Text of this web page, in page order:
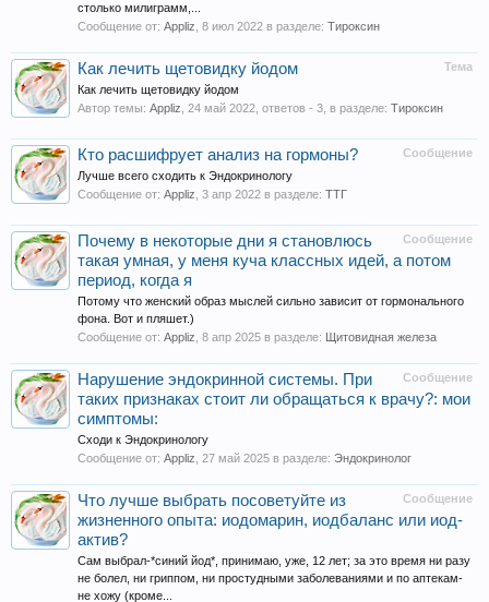
столько милиграмм,...
Сообщение от: Appliz 8 июл 2022 в разделе: Тироксин
Тема
Как лечить щетовидку йодом
Как лечить щетовидку йодом
Автор темы: Appliz 24 май 2022 , ответов - 3, в разделе: Тироксин
Сообщение
Кто расшифрует анализ на гормоны?
Лучше всего сходить к Эндокринологу
Сообщение от: Appliz 3 апр 2022 в разделе: ТТГ
Сообщение
Почему в некоторые дни я становлюсь
такая умная, у меня куча классных идей, а потом
период, когда я
Потому что женский образ мыслей сильно зависит от гормонального
фона. Вот и пляшет.)
Сообщение от: Appliz 8 апр 2025 в разделе: Щитовидная железа
Сообщение
Нарушение эндокринной системы. При
таких признаках стоит ли обращаться к врачу?: мои
симптомы:
Сходи к Эндокринологу
Сообщение от: Appliz 27 май 2025 в разделе: Эндокринолог
Сообщение
Что лучше выбрать посоветуйте из
жизненного опыта: иодомарин, иодбаланс или иод-
актив?
Сам выбрал-*синий йод*, принимаю, уже, 12 лет; за это время ни разу
не болел, ни гриппом, ни простудными заболеваниями и по аптекам-
не хожу (кроме...